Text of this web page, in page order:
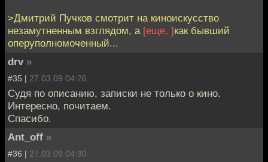
>Дмитрий Пучков смотрит на киноискусство
незамутненным взглядом, а [еще, ]как бывший
оперуполномоченный...
drv »
#35 | 27.03.09 04:26
Судя по описанию, записки не только о кино.
Интересно, почитаем.
Спасибо.
Ant_off »
#36 | 27.03.09 04:30